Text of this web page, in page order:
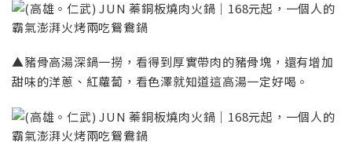
▲豬骨高湯深鍋一撈，看得到厚實帶肉的豬骨塊，還有增加
甜味的洋蔥、紅蘿蔔，看色澤就知道這高湯一定好喝。